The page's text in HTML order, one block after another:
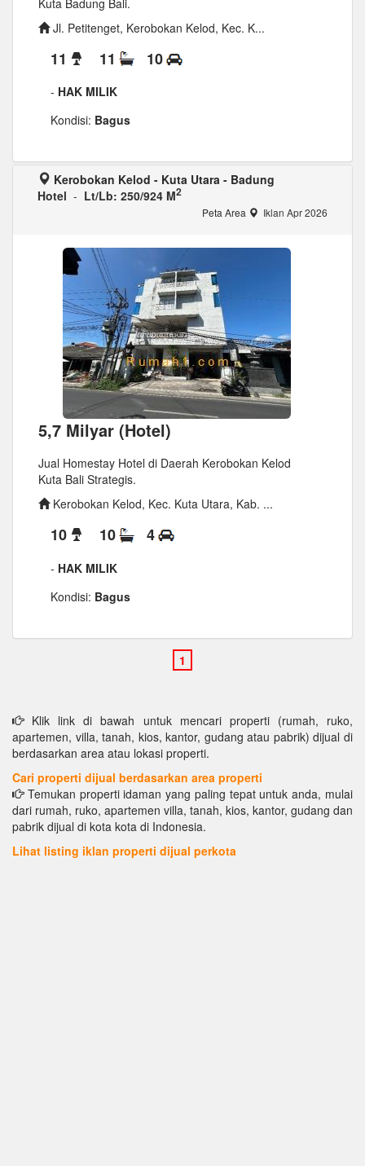
Kuta Badung Bali.
Jl. Petitenget, Kerobokan Kelod, Kec. K...
11 11 10
- HAK MILIK
Kondisi: Bagus
Kerobokan Kelod - Kuta Utara - Badung
Hotel - Lt/Lb: 250/924 M2
Peta Area Iklan Apr 2026
5,7 Milyar (Hotel)
Jual Homestay Hotel di Daerah Kerobokan Kelod
Kuta Bali Strategis.
Kerobokan Kelod, Kec. Kuta Utara, Kab. ...
10 10 4
- HAK MILIK
Kondisi: Bagus
Klik link di bawah untuk mencari properti (rumah, ruko,
apartemen, villa, tanah, kios, kantor, gudang atau pabrik) dijual di
berdasarkan area atau lokasi properti.
Cari properti dijual berdasarkan area properti
Temukan properti idaman yang paling tepat untuk anda, mulai
dari rumah, ruko, apartemen villa, tanah, kios, kantor, gudang dan
pabrik dijual di kota kota di Indonesia.
Lihat listing iklan properti dijual perkota